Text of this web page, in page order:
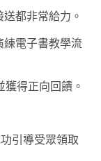
都非常給力。
練電子書教學流
得正向回饋。
引導受眾領取